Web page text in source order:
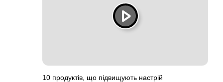
10 продуктів, що підвищують настрій